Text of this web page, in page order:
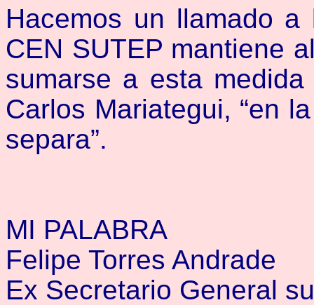
Hacemos un llamado
CEN SUTEP mantiene
sumarse a esta
Carlos Mariategui, “en
separa”.
MI PALABRA
Felipe Torres Andrade
Ex Secretario General